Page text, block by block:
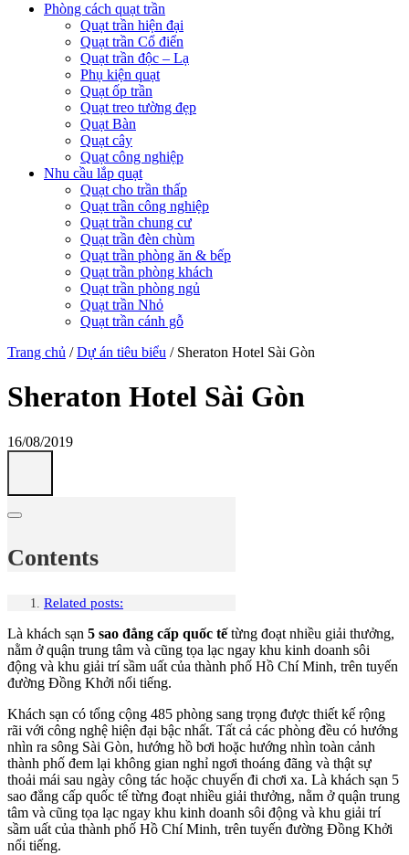
Phòng cách quạt trần
Quạt trần hiện đại
Quạt trần Cổ điển
Quạt trần độc – Lạ
Phụ kiện quạt
Quạt ốp trần
Quạt treo tường đẹp
Quạt Bàn
Quạt cây
Quạt công nghiệp
Nhu cầu lắp quạt
Quạt cho trần thấp
Quạt trần công nghiệp
Quạt trần chung cư
Quạt trần đèn chùm
Quạt trần phòng ăn & bếp
Quạt trần phòng khách
Quạt trần phòng ngủ
Quạt trần Nhỏ
Quạt trần cánh gỗ
Trang chủ /Dự án tiêu biểu / Sheraton Hotel Sài Gòn
Sheraton Hotel Sài Gòn
16/08/2019
Contents
Related posts:
Là khách sạn 5 sao đẳng cấp quốc tếtừng đoạt nhiều giải thưởng,
nằm ở quận trung tâm và cũng tọa lạc ngay khu kinh doanh sôi
động và khu giải trí sầm uất của thành phố Hồ Chí Minh, trên tuyến
đường Đồng Khởi nổi tiếng.
Khách sạn có tổng cộng 485 phòng sang trọng được thiết kế rộng
rãi với công nghệ hiện đại bậc nhất. Tất cả các phòng đều có hướng
nhìn ra sông Sài Gòn, hướng hồ bơi hoặc hướng nhìn toàn cảnh
thành phố đem lại không gian nghỉ ngơi thoáng đãng và thật sự
thoải mái sau ngày công tác hoặc chuyến đi chơi xa. Là khách sạn 5
sao đẳng cấp quốc tế từng đoạt nhiều giải thưởng, nằm ở quận trung
tâm và cũng tọa lạc ngay khu kinh doanh sôi động và khu giải trí
sầm uất của thành phố Hồ Chí Minh, trên tuyến đường Đồng Khởi
nổi tiếng.